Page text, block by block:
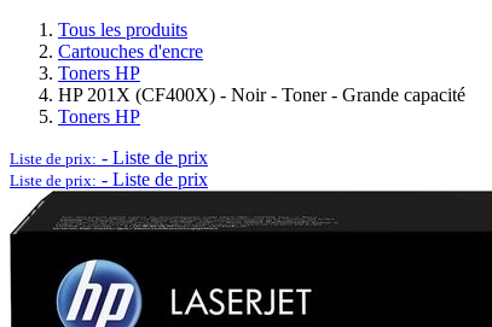
Tous les produits
Cartouches d'encre
Toners HP
HP 201X (CF400X) - Noir - Toner - Grande capacité
Toners HP
Liste de prix: - Liste de prix
Liste de prix: - Liste de prix